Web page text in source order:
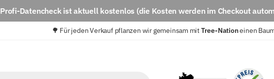
Profi-Datencheckist aktuell kostenlos (die Kosten werden im Checkout
🌳 Für jeden Verkauf pflanzen wir gemeinsam mitTree-Nationeinen